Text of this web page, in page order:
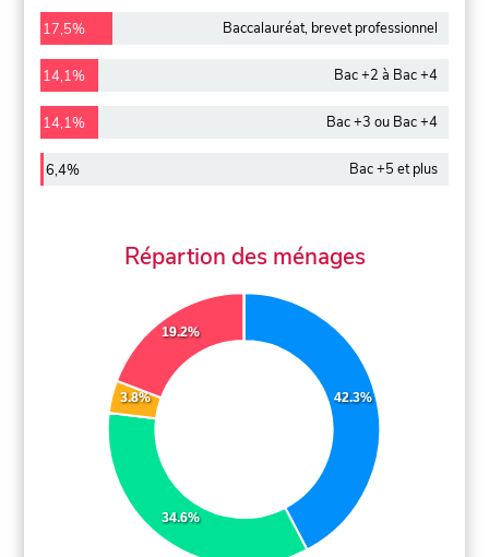
17,5% Baccalauréat, brevet professionnel
14,1% Bac +2 à Bac +4
14,1% Bac +3 ou Bac +4
6,4% Bac +5 et plus
Répartion des ménages
42.3%
34.6%
3.8%
19.2%